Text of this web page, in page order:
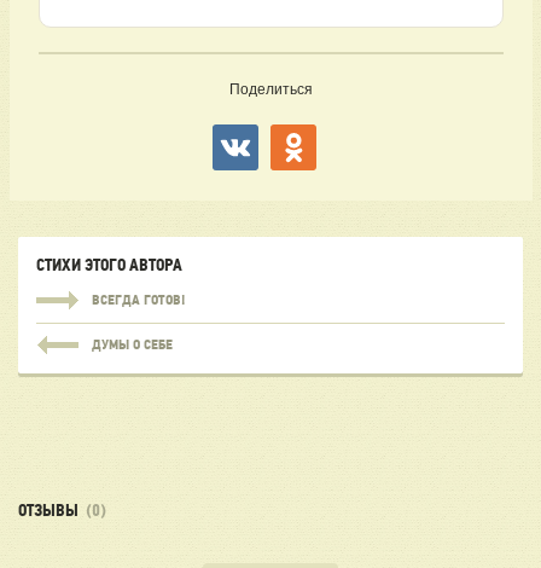
Поделиться
СТИХИ ЭТОГО АВТОРА
ВСЕГДА ГОТОВ!
ДУМЫ О СЕБЕ
ОТЗЫВЫ (0)